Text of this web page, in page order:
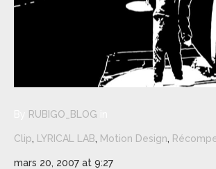
RUBIGO_BLOG
Clip, LYRICAL LAB, Motion Design,
mars 20, 2007 at 9:27